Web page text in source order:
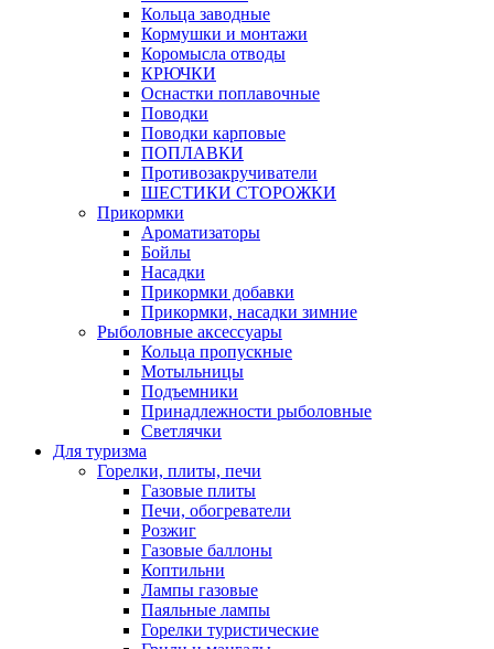
Кольца заводные
Кормушки и монтажи
Коромысла отводы
КРЮЧКИ
Оснастки поплавочные
Поводки
Поводки карповые
ПОПЛАВКИ
Противозакручиватели
ШЕСТИКИ СТОРОЖКИ
Прикормки
Ароматизаторы
Бойлы
Насадки
Прикормки добавки
Прикормки, насадки зимние
Рыболовные аксессуары
Кольца пропускные
Мотыльницы
Подъемники
Принадлежности рыболовные
Светлячки
Для туризма
Горелки, плиты, печи
Газовые плиты
Печи, обогреватели
Розжиг
Газовые баллоны
Коптильни
Лампы газовые
Паяльные лампы
Горелки туристические